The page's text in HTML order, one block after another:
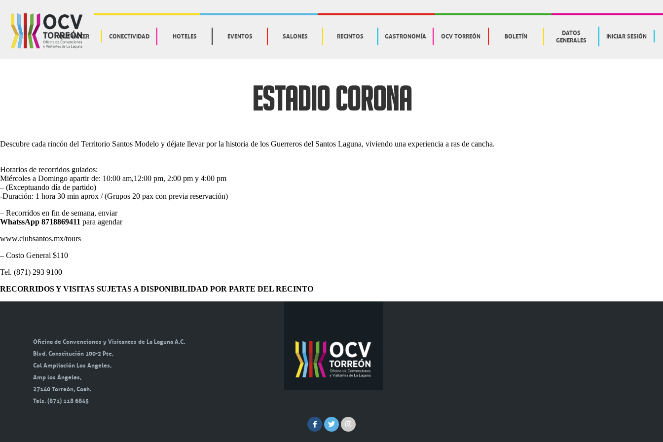
QUE HACER CONECTIVIDAD HOTELES EVENTOS SALONES RECINTOS GASTRONOMÍA OCV TORREÓN BOLETÍN
DATOS
GENERALES
INICIAR SESIÓN
ESTADIO CORONA
Descubre cada rincón del Territorio Santos Modelo y déjate llevar por la historia de los Guerreros del Santos Laguna, viviendo una experiencia a ras de cancha.
Horarios de recorridos guiados:
Miércoles a Domingo apartir de: 10:00 am,12:00 pm, 2:00 pm y 4:00 pm
– (Exceptuando día de partido)
-Duración: 1 hora 30 min aprox / (Grupos 20 pax con previa reservación)
– Recorridos en fin de semana, enviar
WhatssApp 8718869411 para agendar
www.clubsantos.mx/tours
– Costo General $110
Tel. (871) 293 9100
RECORRIDOS Y VISITAS SUJETAS A DISPONIBILIDAD POR PARTE DEL RECINTO
Oficina de Convenciones y Visitantes de La Laguna A.C.
Blvd. Constitución 100-2 Pte,
Col Ampliación Los Angeles,
Amp los Ángeles,
27140 Torreón, Coah.
Tels. (871) 118 6845